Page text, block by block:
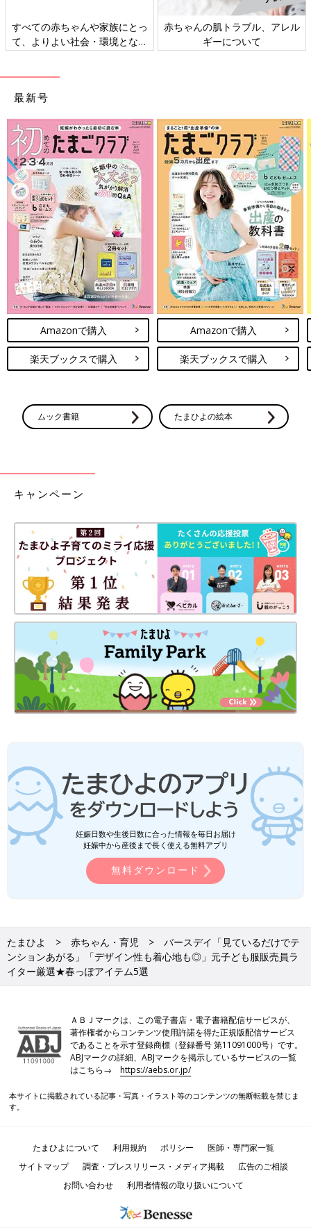
すべての赤ちゃんや家族にとっ
て、よりよい社会・環境となる
赤ちゃんの肌トラブル、アレル
ギーについて
最新号
Amazonで購入
楽天ブックスで購入
Amazonで購入
楽天ブックスで購入
ムック書籍 たまひよの絵本
キャンペーン
妊娠日数や生後日数に合った情報を毎日お届け
妊娠中から産後まで長く使える無料アプリ
無料ダウンロード
たまひよ 赤ちゃん・育児
バースデイ「見ているだけでテ
ンションあがる」「デザイン性も着心地も◎」元子ども服販売員ラ
イター厳選★春っぽアイテム5選
ＡＢＪマークは、この電子書店・電子書籍配信サービスが、
著作権者からコンテンツ使用許諾を得た正規版配信サービス
であることを示す登録商標（登録番号 第11091000号）です。
ABJマークの詳細、ABJマークを掲示しているサービスの一覧
はこちら→https://aebs.or.jp/
本サイトに掲載されている記事・写真・イラスト等のコンテンツの無断転載を禁じま
す。
たまひよについて 利用規約 ポリシー
医師・専門家一覧
サイトマップ
調査・プレスリリース・メディア掲載
広告のご相談
お問い合わせ
利用者情報の取り扱いについて